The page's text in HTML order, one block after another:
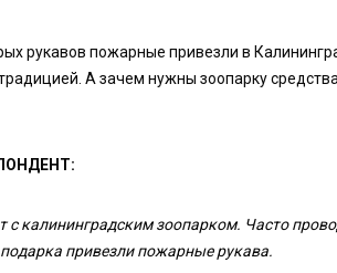
рукавов пожарные привезли в
А зачем нужны зоопарку
калининградским зоопарком. Часто
привезли пожарные рукава.